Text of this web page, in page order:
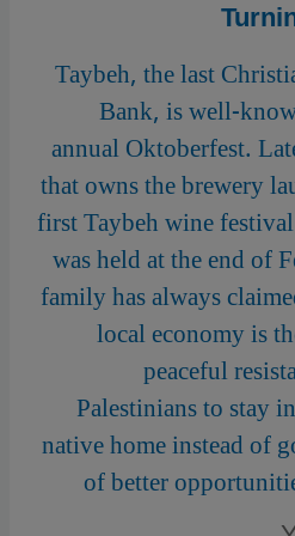
Taybeh, the last
Bank, is well-
annual Oktoberfest.
that owns the brewery
first Taybeh wine
was held at the end of
family has always
local economy is
peaceful
Palestinians to stay
native home instead of
of better